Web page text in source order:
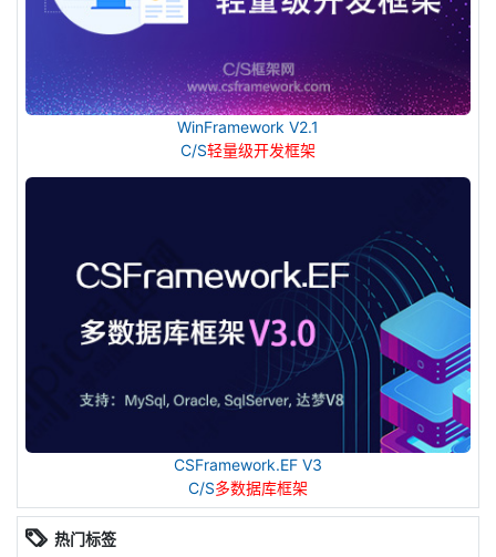
WinFramework V2.1
C/S轻量级开发框架
CSFramework.EF V3
C/S多数据库框架
热门标签